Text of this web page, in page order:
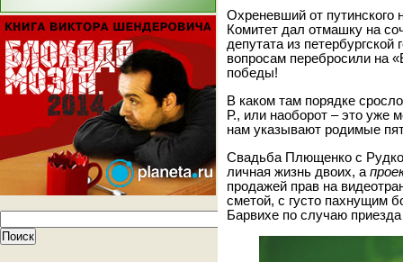
Охреневший от
Комитет дал отмашку на
депутата из
вопросам перебросили на
победы!
В каком там порядке
Р., или наоборот – это уже
нам указывают родимые
Свадьба Плющенко с
личная жизнь двоих, а
продажей прав на
сметой, с густо пахнущим
Барвихе по случаю приезда